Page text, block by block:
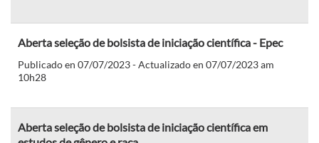
Aberta seleção de bolsista de iniciação científica - Epec
Publicado en 07/07/2023 - Actualizado en 07/07/2023 am
10h28
Aberta seleção de bolsista de iniciação científica em